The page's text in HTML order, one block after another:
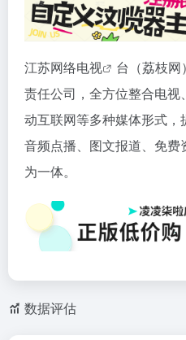
江苏网络电视
台（荔枝网
责任公司，全方位整合电
动互联网等多种媒体形式
音频点播、图文报道、免
为一体。
数据评估